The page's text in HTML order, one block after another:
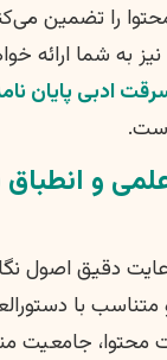
را تضمین
به شما ارائه
ادبی پایان
و انطباق
رعایت دقیق اصول
با
جامعیت